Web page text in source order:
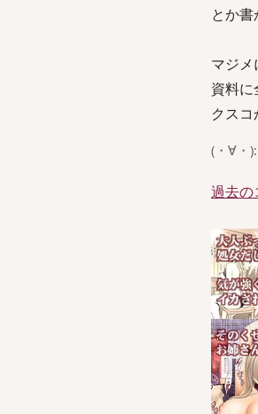
とか書
マジ
資料に
クス
(・∀・
過去の